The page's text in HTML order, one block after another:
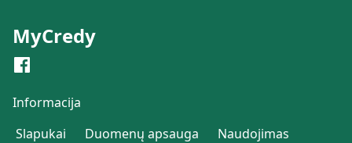
MyCredy
Informacija
Slapukai
Duomenų apsauga
Naudojimas